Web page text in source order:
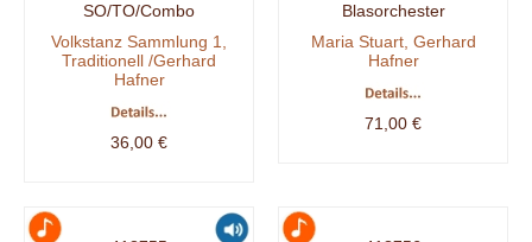
SO/TO/Combo
Volkstanz Sammlung 1,
Traditionell /Gerhard
Hafner
36,00 €
Blasorchester
Maria Stuart, Gerhard
Hafner
71,00 €